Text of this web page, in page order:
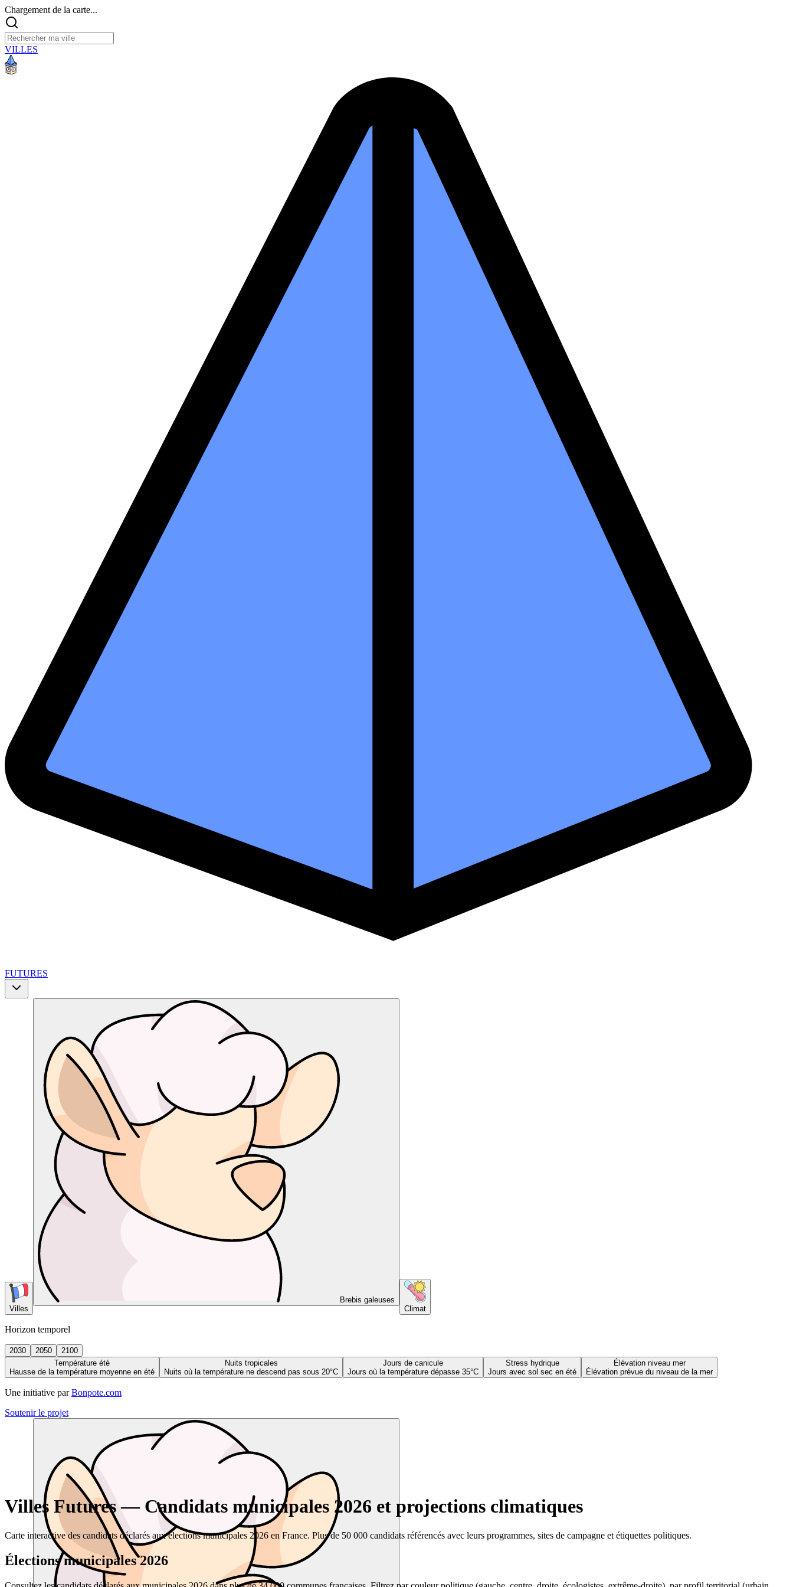
Chargement de la carte...
VILLES
FUTURES
Villes
Brebis galeuses
Climat
Horizon temporel
2030 2050
2100
Température été
Hausse de la température moyenne en été
Nuits tropicales
Nuits où la température ne descend pas sous 20°C
Jours de canicule
Jours où la température dépasse 35°C
Stress hydrique
Jours avec sol sec en été
Élévation niveau mer
Élévation prévue du niveau de la mer
Une initiative par Bonpote.com
Soutenir le projet
Villes Futures — Candidats municipales 2026 et projections climatiques
Carte interactive des candidats déclarés aux élections municipales 2026 en France. Plus de 50 000 candidats référencés avec leurs programmes, sites de campagne et étiquettes politiques.
Élections municipales 2026